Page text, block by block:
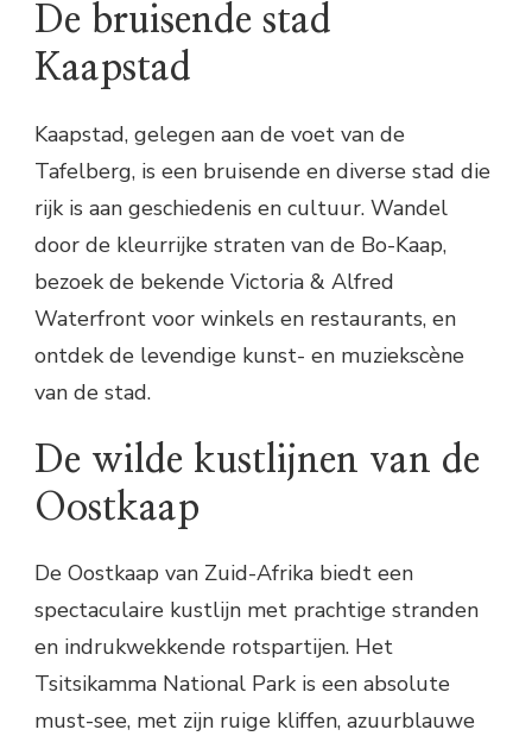
De bruisende stad
Kaapstad
Kaapstad, gelegen aan de voet van de
Tafelberg, is een bruisende en diverse stad die
rijk is aan geschiedenis en cultuur. Wandel
door de kleurrijke straten van de Bo-Kaap,
bezoek de bekende Victoria & Alfred
Waterfront voor winkels en restaurants, en
ontdek de levendige kunst- en muziekscène
van de stad.
De wilde kustlijnen van de
Oostkaap
De Oostkaap van Zuid-Afrika biedt een
spectaculaire kustlijn met prachtige stranden
en indrukwekkende rotspartijen. Het
Tsitsikamma National Park is een absolute
must-see, met zijn ruige kliffen, azuurblauwe